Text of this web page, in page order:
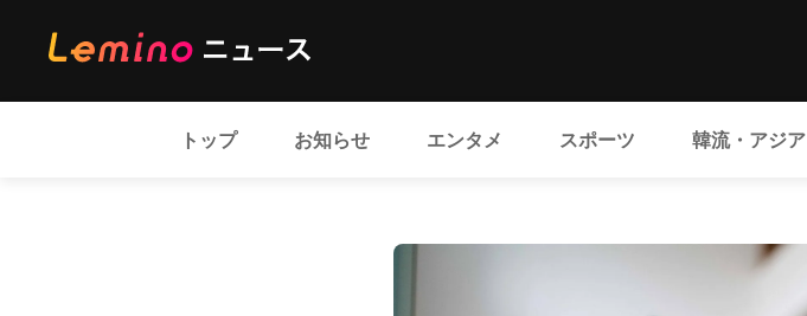
トップ お知らせ エンタメ スポーツ 韓流・アジア